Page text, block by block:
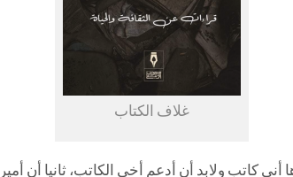
غلاف الكتاب
كاتب ولابد أن أدعم أخي الكاتب، ثانيا أن